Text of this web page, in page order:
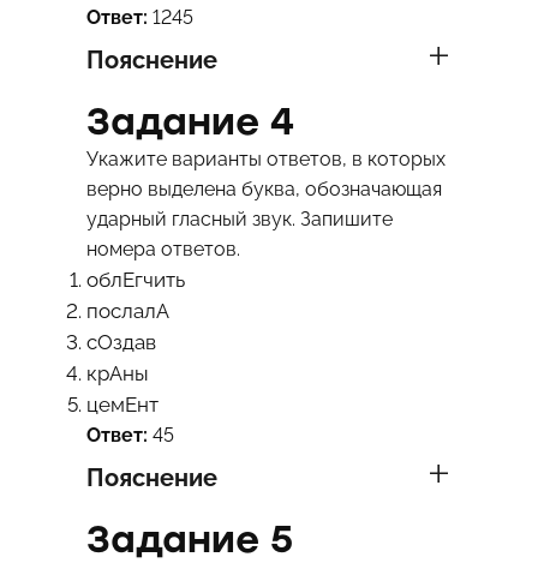
Ответ: 1245
Пояснение
Задание 4
Укажите варианты ответов, в которых
верно выделена буква, обозначающая
ударный гласный звук. Запишите
номера ответов.
облЕгчить
послалА
сОздав
крАны
цемЕнт
Ответ: 45
Пояснение
Задание 5